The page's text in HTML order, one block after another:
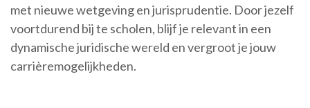
met nieuwe wetgeving en jurisprudentie. Door jezelf
voortdurend bij te scholen, blijf je relevant in een
dynamische juridische wereld en vergroot je jouw
carrièremogelijkheden.